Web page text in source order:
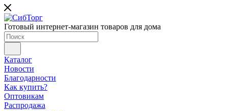
Готовый интернет-магазин товаров для дома
Каталог
Новости
Благодарности
Как купить?
Оптовикам
Распродажа